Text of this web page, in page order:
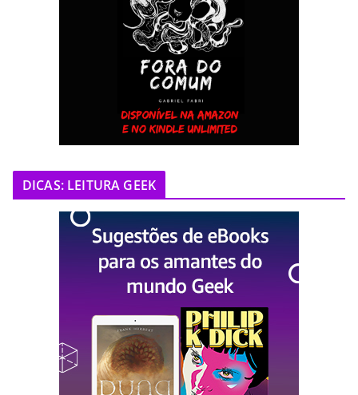
DICAS: LEITURA GEEK